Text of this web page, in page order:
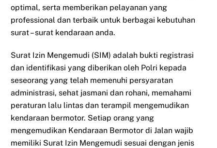
optimal, serta memberikan pelayanan yang
professional dan terbaik untuk berbagai kebutuhan
surat – surat kendaraan anda.
Surat Izin Mengemudi (SIM) adalah bukti registrasi
dan identifikasi yang diberikan oleh Polri kepada
seseorang yang telah memenuhi persyaratan
administrasi, sehat jasmani dan rohani, memahami
peraturan lalu lintas dan terampil mengemudikan
kendaraan bermotor. Setiap orang yang
mengemudikan Kendaraan Bermotor di Jalan wajib
memiliki Surat Izin Mengemudi sesuai dengan jenis